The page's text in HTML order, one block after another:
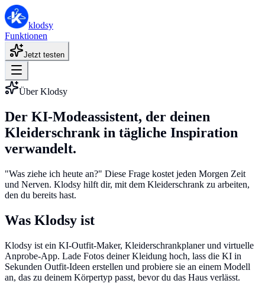
klodsy
Funktionen
Jetzt testen
Über Klodsy
Der KI-Modeassistent, der deinen
Kleiderschrank in tägliche Inspiration
verwandelt.
"Was ziehe ich heute an?" Diese Frage kostet jeden Morgen Zeit
und Nerven. Klodsy hilft dir, mit dem Kleiderschrank zu arbeiten,
den du bereits hast.
Was Klodsy ist
Klodsy ist ein KI-Outfit-Maker, Kleiderschrankplaner und virtuelle
Anprobe-App. Lade Fotos deiner Kleidung hoch, lass die KI in
Sekunden Outfit-Ideen erstellen und probiere sie an einem Modell
an, das zu deinem Körpertyp passt, bevor du das Haus verlässt.